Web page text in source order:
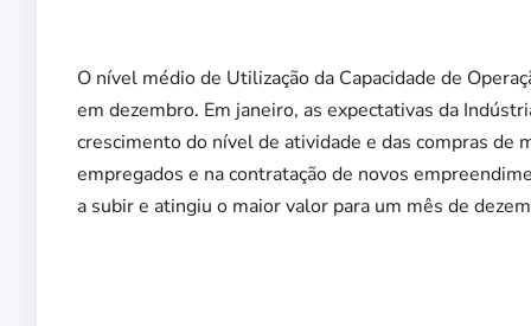
O nível médio de Utilização da Capacidade de
em dezembro. Em janeiro, as expectativas da
crescimento do nível de atividade e das compras de
empregados e na contratação de novos
a subir e atingiu o maior valor para um mês de